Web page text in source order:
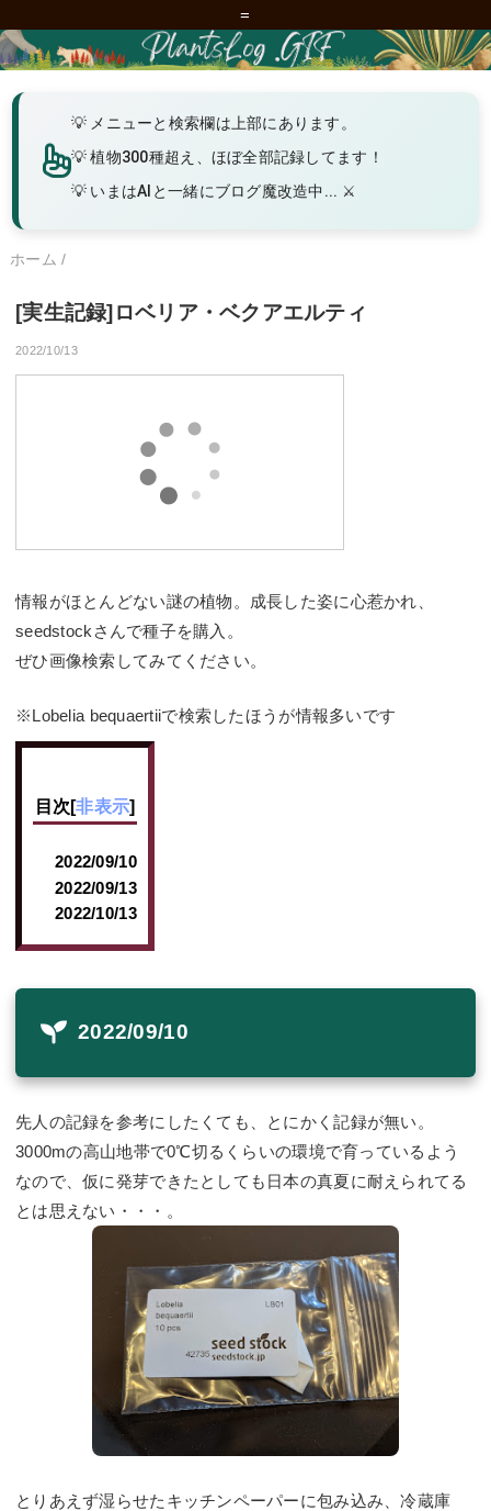
=
メニューと検索欄は上部にあります。
植物300種超え、ほぼ全部記録してます！
いまはAIと一緒にブログ魔改造中... ⚔️
ホーム /
[実生記録]ロベリア・ベクアエルティ
2022/10/13
情報がほとんどない謎の植物。成長した姿に心惹かれ、
seedstockさんで種子を購入。
ぜひ画像検索してみてください。
※Lobelia bequaertiiで検索したほうが情報多いです
目次[非表示]
2022/09/10
2022/09/13
2022/10/13
2022/09/10
先人の記録を参考にしたくても、とにかく記録が無い。
3000mの高山地帯で0℃切るくらいの環境で育っているよう
なので、仮に発芽できたとしても日本の真夏に耐えられてる
とは思えない・・・。
とりあえず湿らせたキッチンペーパーに包み込み、冷蔵庫